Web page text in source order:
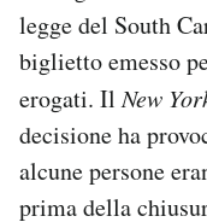
legge del South
biglietto emesso
erogati. IlNew
decisione ha
alcune persone
prima della